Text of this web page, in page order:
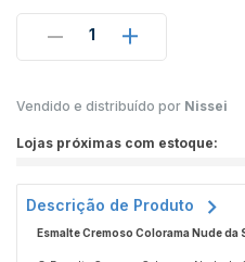
1
Vendido e distribuído por Nissei
Lojas próximas com estoque:
Descrição de Produto
Esmalte Cremoso Colorama Nude da